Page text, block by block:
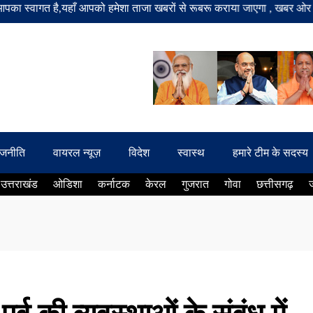
है,यहाँ आपको हमेशा ताजा खबरों से रूबरू कराया जाएगा , खबर ओर
वायरल न्यूज़ विदेश स्वास्थ हमारे टीम के सदस्य
उत्तराखंड ओडिशा कर्नाटक केरल गुजरात गोवा छत्तीसगढ़